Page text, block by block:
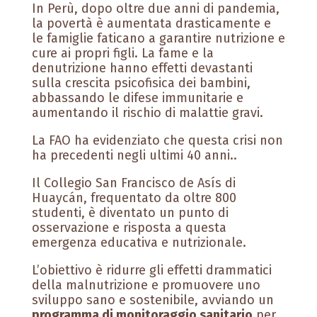
In Perù, dopo oltre due anni di pandemia,
la povertà è aumentata drasticamente e
le famiglie faticano a garantire nutrizione e
cure ai propri figli. La fame e la
denutrizione hanno effetti devastanti
sulla crescita psicofisica dei bambini,
abbassando le difese immunitarie e
aumentando il rischio di malattie gravi.
La FAO ha evidenziato che questa crisi non
ha precedenti negli ultimi 40 anni..
Il Collegio San Francisco de Asís di
Huaycán, frequentato da oltre 800
studenti, è diventato un punto di
osservazione e risposta a questa
emergenza educativa e nutrizionale.
L’obiettivo è ridurre gli effetti drammatici
della malnutrizione e promuovere uno
sviluppo sano e sostenibile, avviando un